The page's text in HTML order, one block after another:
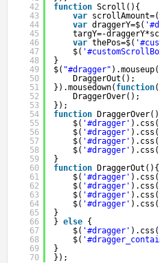
42
43
44
45
46
47
48
49
50
51
52
53
54
55
56
57
58
59
60
61
62
63
64
65
66
67
68
69
70
function Scroll(){
var
var draggerY=$(
targY=-
var thePos=$(
$(
}
$( "#dragger" ).mouseup(
DraggerOut();
}).mousedown( function
DraggerOver();
});
function
$( '#dragger' ).css(
$( '#dragger' ).css(
$( '#dragger' ).css(
$( '#dragger' ).css(
}
function
DraggerOut(){
$( '#dragger' ).css(
$( '#dragger' ).css(
$( '#dragger' ).css(
$( '#dragger' ).css(
}
} else {
$( '#dragger' ).css(
$(
}
});